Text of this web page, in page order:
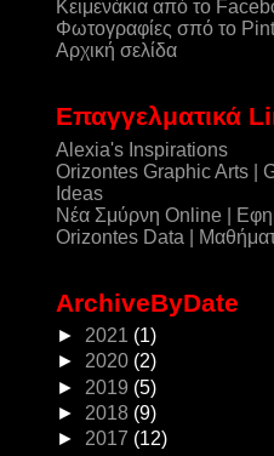
Κειμενάκια από το
Φωτογραφίες σπό το
Αρχική σελίδα
Επαγγελματικά
Alexia's Inspirations
Orizontes Graphic Arts |
Ideas
Νέα Σμύρνη Online |
Orizontes Data |
ArchiveByDate
► 2021 (1)
► 2020 (2)
► 2019 (5)
► 2018 (9)
► 2017 (12)